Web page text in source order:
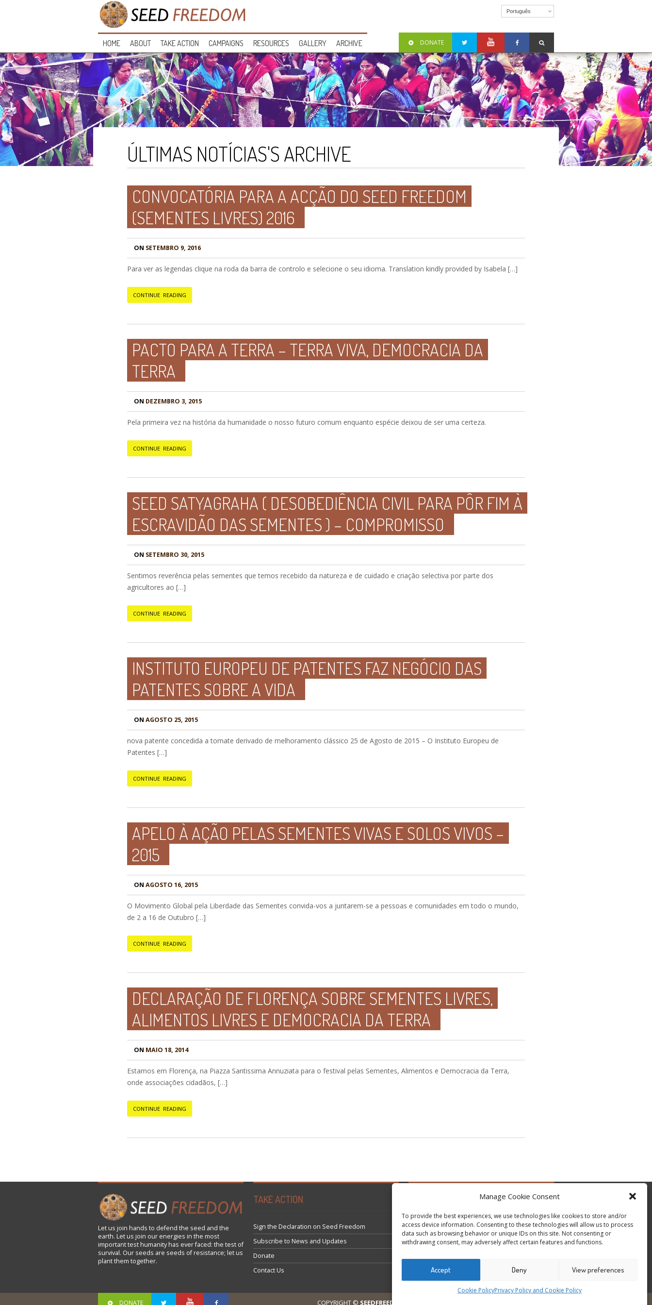
Manage Cookie Consent
To provide the best experiences, we use technologies like cookies to store and/or
access device information. Consenting to these technologies will allow us to process
data such as browsing behavior or unique IDs on this site. Not consenting or
withdrawing consent, may adversely affect certain features and functions.
Accept Deny View preferences
Cookie PolicyPrivacy Policy and Cookie Policy
Português
HOME ABOUT TAKE ACTION CAMPAIGNS RESOURCES GALLERY ARCHIVE DONATE
ÚLTIMAS NOTÍCIAS'S ARCHIVE
CONVOCATÓRIA PARA A ACÇÃO DO SEED FREEDOM
(SEMENTES LIVRES) 2016
ON SETEMBRO 9, 2016
Para ver as legendas clique na roda da barra de controlo e selecione o seu idioma. Translation kindly provided by Isabela […]
CONTINUE READING
PACTO PARA A TERRA – TERRA VIVA, DEMOCRACIA DA
TERRA
ON DEZEMBRO 3, 2015
Pela primeira vez na história da humanidade o nosso futuro comum enquanto espécie deixou de ser uma certeza.
CONTINUE READING
SEED SATYAGRAHA ( DESOBEDIÊNCIA CIVIL PARA PÔR FIM À
ESCRAVIDÃO DAS SEMENTES ) – COMPROMISSO
ON SETEMBRO 30, 2015
Sentimos reverência pelas sementes que temos recebido da natureza e de cuidado e criação selectiva por parte dos
agricultores ao […]
CONTINUE READING
INSTITUTO EUROPEU DE PATENTES FAZ NEGÓCIO DAS
PATENTES SOBRE A VIDA
ON AGOSTO 25, 2015
nova patente concedida a tomate derivado de melhoramento clássico 25 de Agosto de 2015 – O Instituto Europeu de
Patentes […]
CONTINUE READING
APELO À AÇÃO PELAS SEMENTES VIVAS E SOLOS VIVOS –
2015
ON AGOSTO 16, 2015
O Movimento Global pela Liberdade das Sementes convida-vos a juntarem-se a pessoas e comunidades em todo o mundo,
de 2 a 16 de Outubro […]
CONTINUE READING
DECLARAÇÃO DE FLORENÇA SOBRE SEMENTES LIVRES,
ALIMENTOS LIVRES E DEMOCRACIA DA TERRA
ON MAIO 18, 2014
Estamos em Florença, na Piazza Santissima Annuziata para o festival pelas Sementes, Alimentos e Democracia da Terra,
onde associações cidadãos, […]
CONTINUE READING
Let us join hands to defend the seed and the
earth. Let us join our energies in the most
important test humanity has ever faced: the test of
survival. Our seeds are seeds of resistance; let us
plant them together.
TAKE ACTION
Sign the Declaration on Seed Freedom
Subscribe to News and Updates
Donate
Contact Us
Tweets by @occupytheseed
DONATE COPYRIGHT © SEEDFREEDOM 2014-2026